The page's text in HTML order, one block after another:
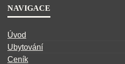
NAVIGACE
Úvod
Ubytování
Ceník